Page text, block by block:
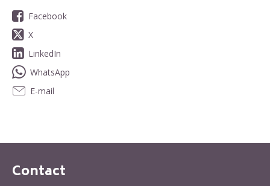
Facebook
X
LinkedIn
WhatsApp
E-mail
Contactinformatie
Contact